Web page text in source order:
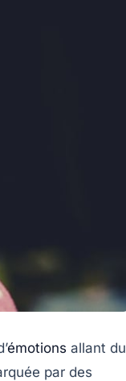
émotions allant du
par des